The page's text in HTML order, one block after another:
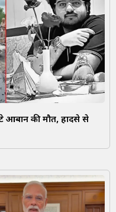
की मौत, हादसे से